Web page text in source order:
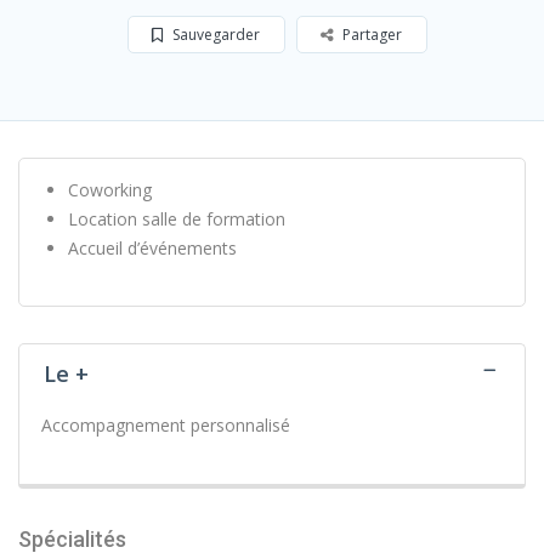
Sauvegarder Partager
Coworking
Location salle de formation
Accueil d’événements
Le +
Accompagnement personnalisé
Spécialités